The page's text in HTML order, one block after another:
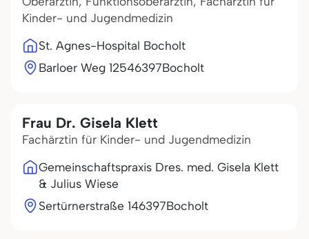
Kinder- und Jugendmedizin
St. Agnes-Hospital Bocholt
Barloer Weg 12546397Bocholt
Frau Dr. Gisela Klett
Fachärztin für Kinder- und Jugendmedizin
Gemeinschaftspraxis Dres. med. Gisela Klett
& Julius Wiese
Sertürnerstraße 146397Bocholt